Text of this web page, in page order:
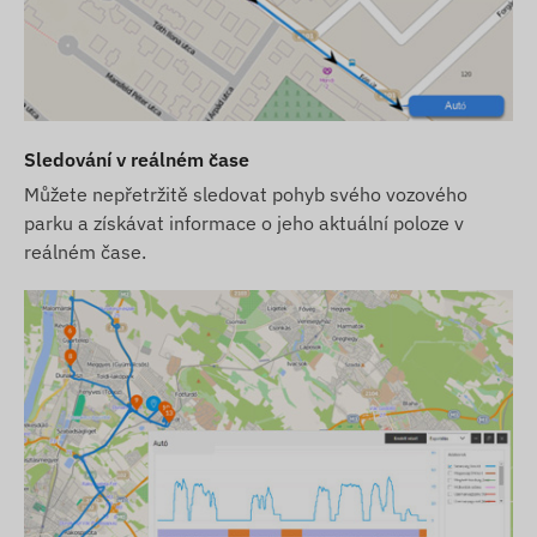
Možnosti nákupu
Pokud zakoupíte pouze zařízení (bez
softwarového předplatného), bude dodáno s
provoz, její nastavení a provoz (dobíjení, roční
ověřování dat) je vaší zodpovědností.
Pokud zakoupíte zařízení a softwarové
předplatné, ale nikoli SIM kartu, zařízení bude
dodáno již registrované v našem softwaru a
připravené k provozu. Pořízení, nastavení a
provoz SIM karty však zůstává na vás.
Pokud zakoupíte zařízení, softwarové předplatné
a SIM kartu od nás, zařízení a SIM kartu dodáme
připravené k provozu se softwarem a zajistíme i
nepřetržitý provoz karty – s tímto nebudete mít
žádné starosti.
Sledování v reálném čase
Můžete nepřetržitě sledovat pohyb svého vozového
parku a získávat informace o jeho aktuální poloze v
reálném čase.